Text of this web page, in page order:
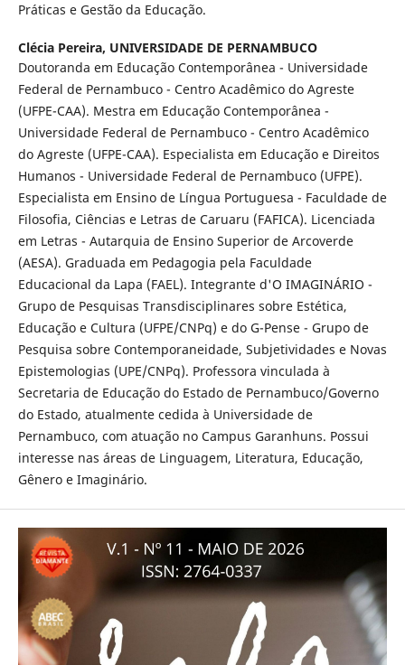
Práticas e Gestão da Educação.
Clécia Pereira, UNIVERSIDADE DE PERNAMBUCO
Doutoranda em Educação Contemporânea - Universidade
Federal de Pernambuco - Centro Acadêmico do Agreste
(UFPE-CAA). Mestra em Educação Contemporânea -
Universidade Federal de Pernambuco - Centro Acadêmico
do Agreste (UFPE-CAA). Especialista em Educação e Direitos
Humanos - Universidade Federal de Pernambuco (UFPE).
Especialista em Ensino de Língua Portuguesa - Faculdade de
Filosofia, Ciências e Letras de Caruaru (FAFICA). Licenciada
em Letras - Autarquia de Ensino Superior de Arcoverde
(AESA). Graduada em Pedagogia pela Faculdade
Educacional da Lapa (FAEL). Integrante d'O IMAGINÁRIO -
Grupo de Pesquisas Transdisciplinares sobre Estética,
Educação e Cultura (UFPE/CNPq) e do G-Pense - Grupo de
Pesquisa sobre Contemporaneidade, Subjetividades e Novas
Epistemologias (UPE/CNPq). Professora vinculada à
Secretaria de Educação do Estado de Pernambuco/Governo
do Estado, atualmente cedida à Universidade de
Pernambuco, com atuação no Campus Garanhuns. Possui
interesse nas áreas de Linguagem, Literatura, Educação,
Gênero e Imaginário.